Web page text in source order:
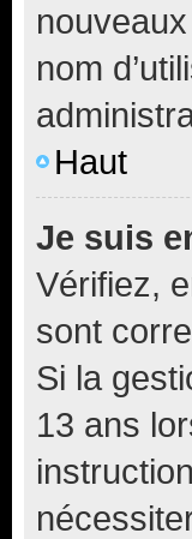
nom
Haut
Je suis
Vérifiez,
sont
Si la
13 ans